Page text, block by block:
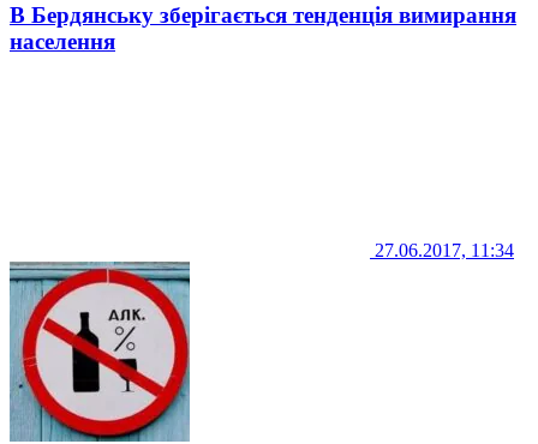
В Бердянську зберігається тенденція вимирання
населення
27.06.2017, 11:34